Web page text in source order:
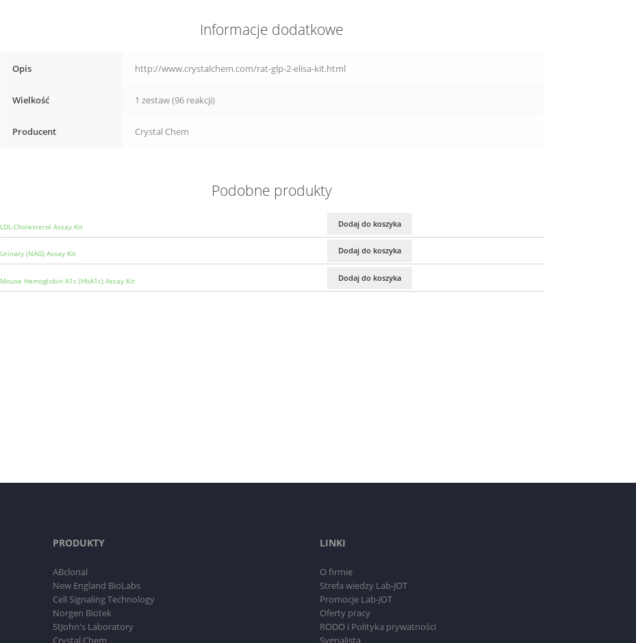
Informacje dodatkowe
Opis http://www.crystalchem.com/rat-glp-2-elisa-kit.html
Wielkość 1 zestaw (96 reakcji)
Producent Crystal Chem
Podobne produkty
LDL-Cholesterol Assay Kit Dodaj do koszyka
Urinary (NAG) Assay Kit Dodaj do koszyka
Mouse Hemoglobin A1c (HbA1c) Assay Kit Dodaj do koszyka
PRODUKTY
ABclonal
New England BioLabs
Cell Signaling Technology
Norgen Biotek
StJohn's Laboratory
Crystal Chem
LINKI
O firmie
Strefa wiedzy Lab-JOT
Promocje Lab-JOT
Oferty pracy
RODO i Polityka prywatności
Sygnalista